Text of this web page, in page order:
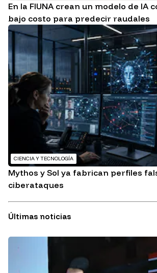
En la FIUNA crean un modelo de IA
bajo costo para predecir raudales
CIENCIA Y TECNOLOGÍA
Mythos y Sol ya fabrican perfiles
ciberataques
Últimas noticias